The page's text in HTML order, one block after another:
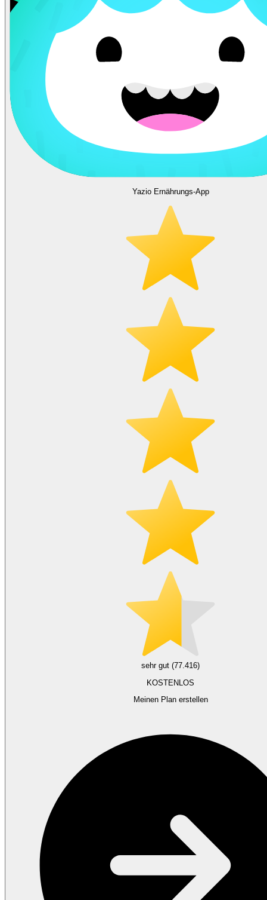
Yazio Ernährungs-App
sehr gut (77.416)
KOSTENLOS
Meinen Plan erstellen